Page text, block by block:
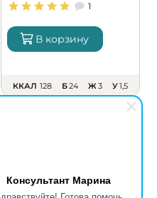
Консультант Марина
1
В корзину
ККАЛ 128 Б24 Ж3 У1,5